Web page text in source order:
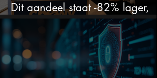
Dit aandeel staat -82% lager,
terwijl het bedrijf gewoon groeit